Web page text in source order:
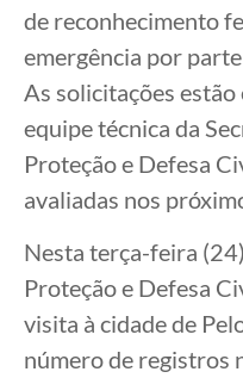
de reconhecimento
emergência por
As solicitações estão
equipe técnica da
Proteção e Defesa
avaliadas nos
Nesta terça-feira
Proteção e Defesa
visita à cidade de
número de registros